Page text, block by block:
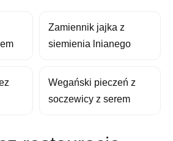
Zamiennik jajka z
siemienia lnianego
Wegański pieczeń z
soczewicy z serem